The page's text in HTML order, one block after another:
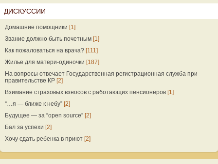
ДИСКУССИИ
Домашние помощники [1]
Звание должно быть почетным [1]
Как пожаловаться на врача? [111]
Жилье для матери-одиночки [187]
На вопросы отвечает Государственная регистрационная служба при
правительстве КР [2]
Взимание страховых взносов с работающих пенсионеров [1]
“…я — ближе к небу” [2]
Будущее — за “open source” [2]
Бал за успехи [2]
Хочу сдать ребенка в приют [2]